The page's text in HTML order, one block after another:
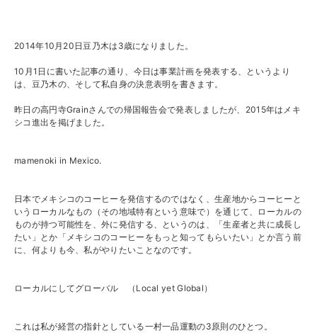
2014年10月20日豆乃木は3歳になりました。
10月1日に書いた記事の通り、今日は事業計画を発表する、というより
は、豆乃木の、そして私自身の決意表明を書きます。
昨日の高円寺Grainさんでの帰国報告会で発表しましたが、2015年はメキ
シコ進出を掲げました。
mamenoki in Mexico.
日本でメキシコのコーヒーを発信するのではなく、生産地からコーヒーと
いうローカルなもの（その地域特有という意味で）を通じて、ローカルの
ものが持つ可能性を、外に発信する、というのは、「生産者と共に成長し
たい」とか「メキシコのコーヒーをもっと知ってもらいたい」とか言う前
に、何よりも今、私がやりたいことなのです。
ローカルにしてグローバル （Local yet Global）
これは私が経営の指針としている一村一品運動の3原則のひとつ。